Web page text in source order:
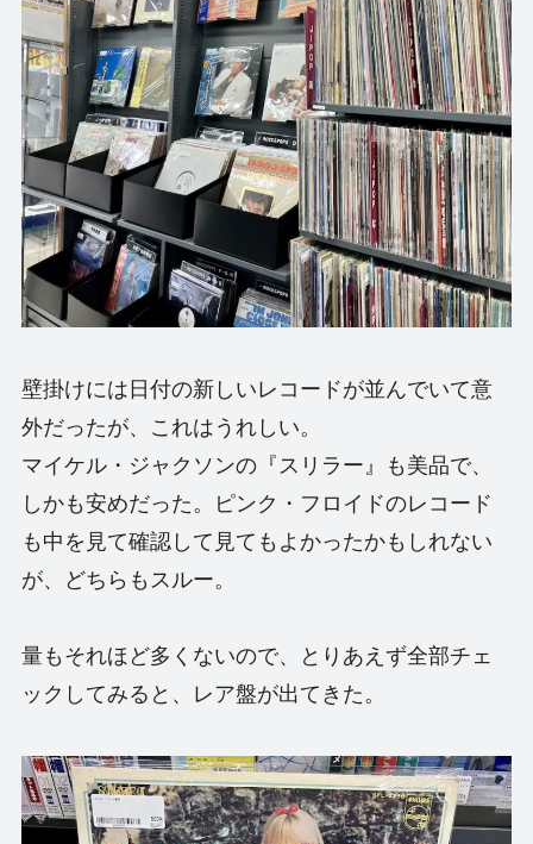
壁掛けには日付の新しいレコードが並んでいて意
外だったが、これはうれしい。
マイケル・ジャクソンの『スリラー』も美品で、
しかも安めだった。ピンク・フロイドのレコード
も中を見て確認して見てもよかったかもしれない
が、どちらもスルー。
量もそれほど多くないので、とりあえず全部チェ
ックしてみると、レア盤が出てきた。